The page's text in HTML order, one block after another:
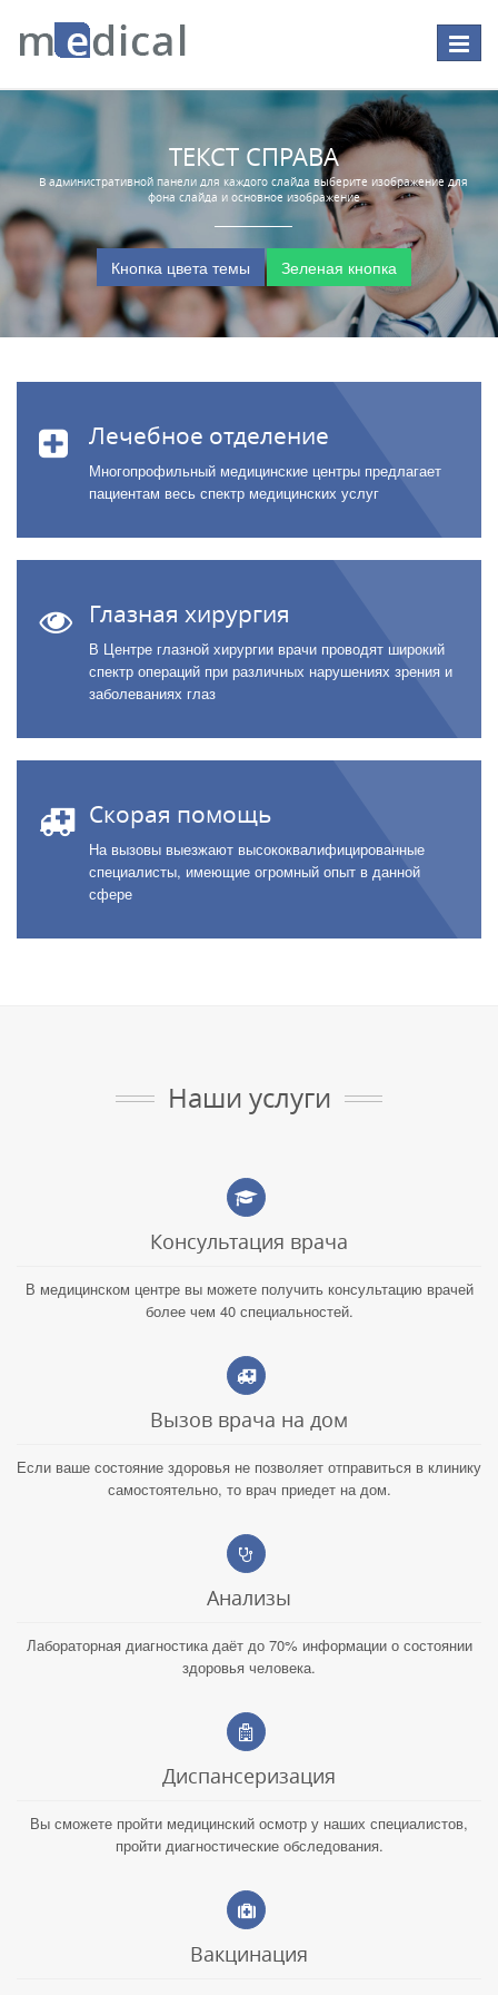
ТЕКСТ СПРАВА
В административной панели для каждого слайда выберите изображение для
фона слайда и основное изображение
Кнопка цвета темы Зеленая кнопка
Лечебное отделение
Многопрофильный медицинские центры предлагает
пациентам весь спектр медицинских услуг
Глазная хирургия
В Центре глазной хирургии врачи проводят широкий
спектр операций при различных нарушениях зрения и
заболеваниях глаз
Скорая помощь
На вызовы выезжают высококвалифицированные
специалисты, имеющие огромный опыт в данной
сфере
Наши услуги
Консультация врача
В медицинском центре вы можете получить консультацию врачей
более чем 40 специальностей.
Вызов врача на дом
Если ваше состояние здоровья не позволяет отправиться в клинику
самостоятельно, то врач приедет на дом.
Анализы
Лабораторная диагностика даёт до 70% информации о состоянии
здоровья человека.
Диспансеризация
Вы сможете пройти медицинский осмотр у наших специалистов,
пройти диагностические обследования.
Вакцинация